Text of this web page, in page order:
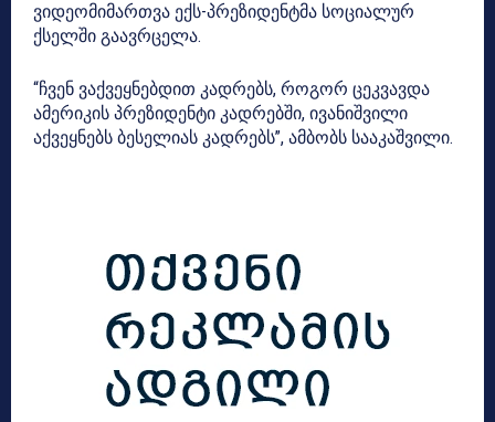
ვიდეომიმართვა ექს-პრეზიდენტმა სოციალურ
ქსელში გაავრცელა.
“ჩვენ ვაქვეყნებდით კადრებს, როგორ ცეკვავდა
ამერიკის პრეზიდენტი კადრებში, ივანიშვილი
აქვეყნებს ბესელიას კადრებს”, ამბობს სააკაშვილი.